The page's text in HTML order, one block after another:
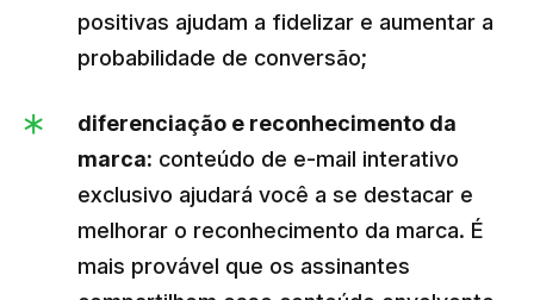
positivas ajudam a fidelizar e aumentar a
probabilidade de conversão;
diferenciação e reconhecimento da
marca: conteúdo de e-mail interativo
exclusivo ajudará você a se destacar e
melhorar o reconhecimento da marca. É
mais provável que os assinantes